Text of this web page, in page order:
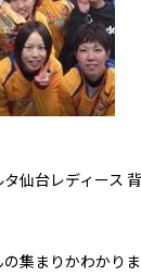
仙台レディース
集まりかわかり